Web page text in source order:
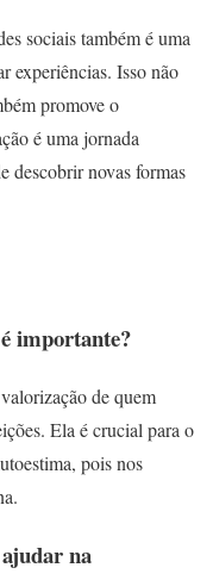
sociais também é uma
experiências. Isso não
promove o
é uma jornada
descobrir novas formas
importante?
de quem
Ela é crucial para o
pois nos
na